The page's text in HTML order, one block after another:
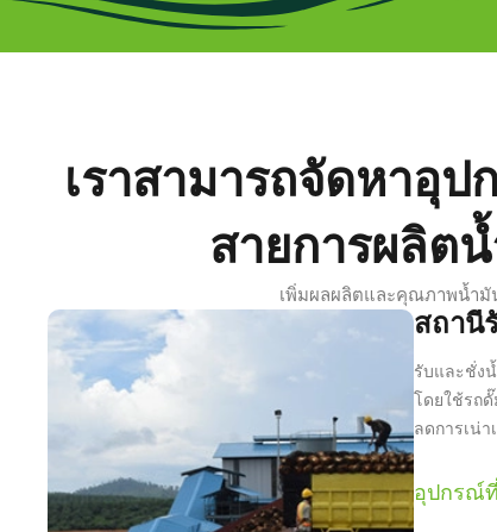
เราสามารถจัดหาอุ
สายการผลิต
เพิ่มผลผลิตและคุณภาพน้ำมั
สถานี
รับและชั่ง
โดยใช้รถดั๊
ลดการเน่า
อุปกรณ์